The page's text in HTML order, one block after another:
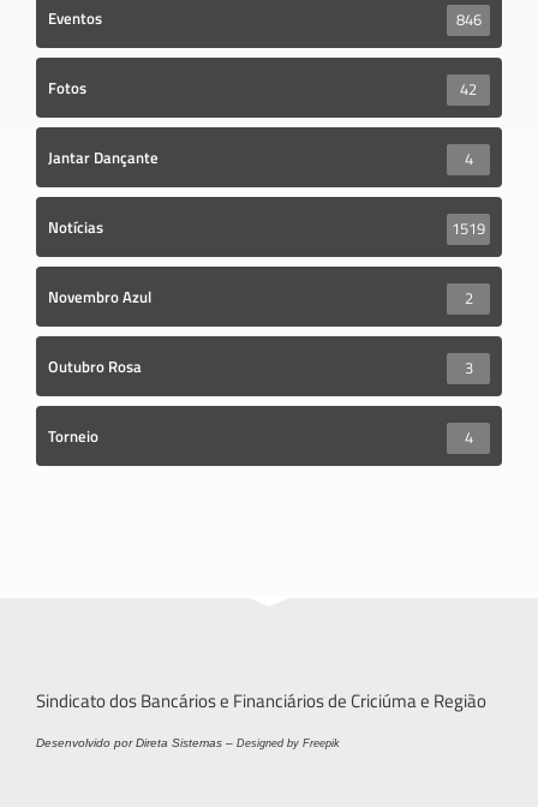
Eventos 846
Fotos 42
Jantar Dançante 4
Notícias 1519
Novembro Azul 2
Outubro Rosa 3
Torneio 4
Sindicato dos Bancários e Financiários de Criciúma e Região
Desenvolvido por Direta Sistemas – Designed by Freepik